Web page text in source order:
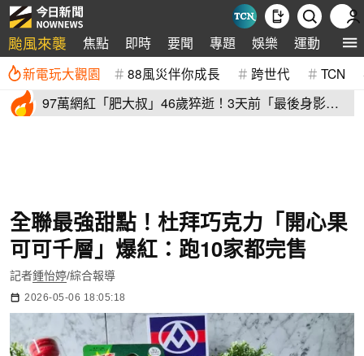
颱風來襲 焦點 即時 要聞 專題 娛樂 運動 全球
新電玩大觀園 88風災伴你成長 跨世代 TCN
97萬網紅「肥大叔」46歲猝逝！3天前「最後身影」
全聯最強甜點！杜拜巧克力「開心果
可可千層」爆紅：跑10家都完售
記者鍾怡婷/綜合報導
2026-05-06 18:05:18